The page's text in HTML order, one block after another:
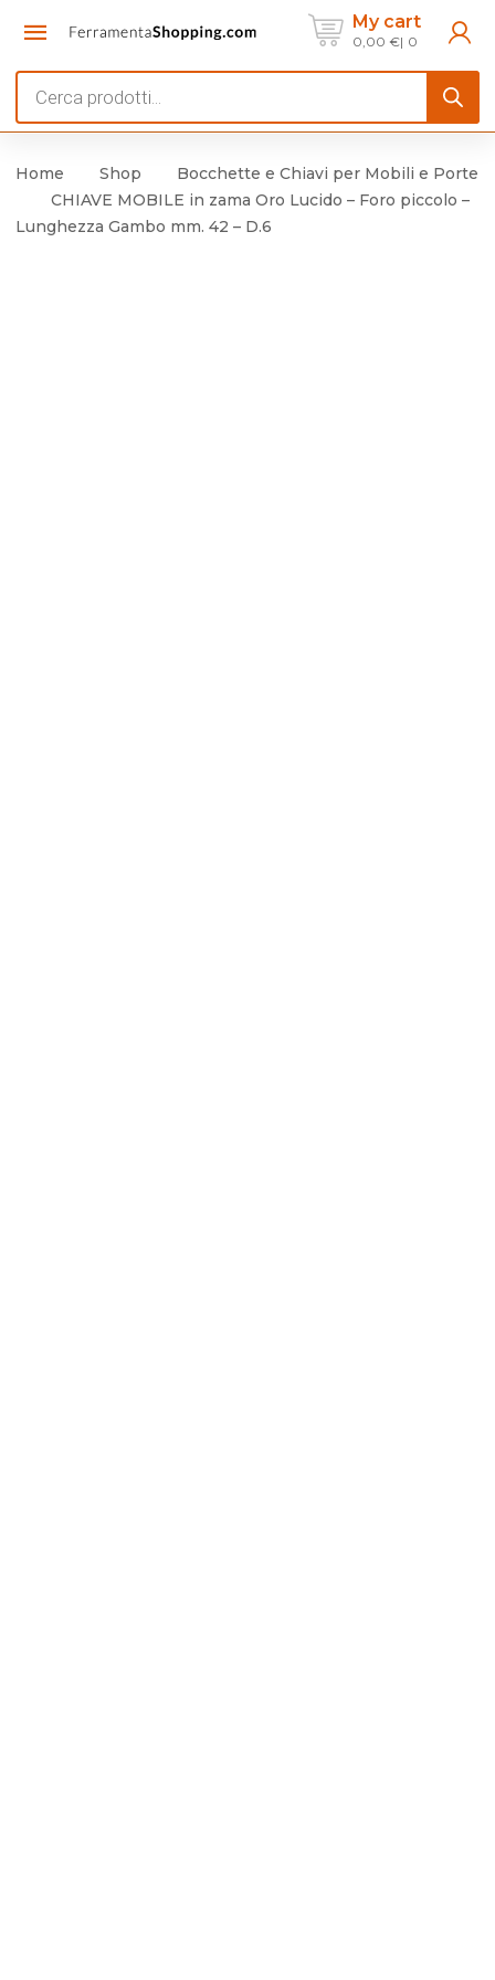
My cart
0,00 € 0
search
Home Shop
Bocchette e Chiavi per Mobili e Porte
CHIAVE MOBILE in zama Oro Lucido – Foro piccolo –
Lunghezza Gambo mm. 42 – D.6